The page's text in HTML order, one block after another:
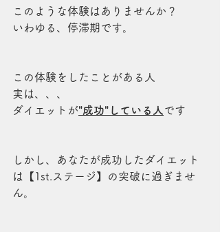
このような体験はありませんか？
いわゆる、停滞期です。
この体験をしたことがある人
実は、、、
ダイエットが"成功"している人 です
しかし、あなたが成功したダイエット
は【1st.ステージ】の突破に過ぎませ
ん。